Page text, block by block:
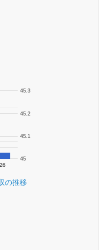
45
45.1
45.2
45.3
の推移